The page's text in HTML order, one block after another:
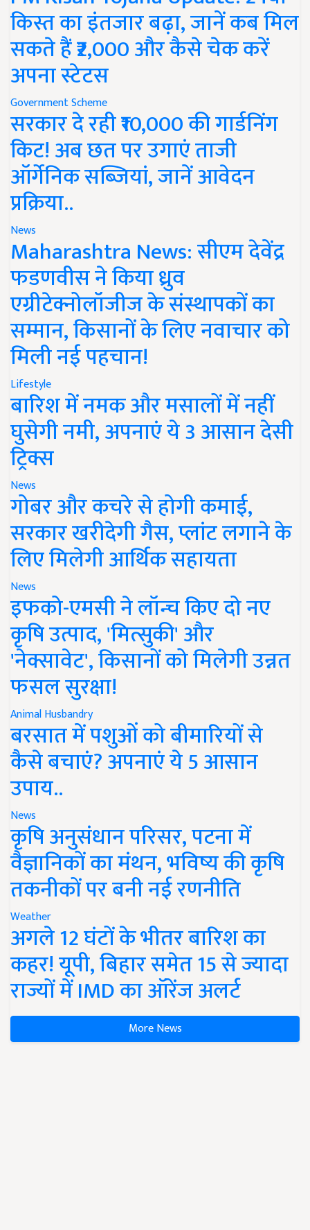
किस्त का इंतजार बढ़ा, जानें कब मिल
सकते हैं ₹2,000 और कैसे चेक करें
अपना स्टेटस
Government Scheme
सरकार दे रही ₹10,000 की गार्डनिंग
किट! अब छत पर उगाएं ताजी
ऑर्गेनिक सब्जियां, जानें आवेदन
प्रक्रिया..
News
Maharashtra News: सीएम देवेंद्र
फडणवीस ने किया ध्रुव
एग्रीटेक्नोलॉजीज के संस्थापकों का
सम्मान, किसानों के लिए नवाचार को
मिली नई पहचान!
Lifestyle
बारिश में नमक और मसालों में नहीं
घुसेगी नमी, अपनाएं ये 3 आसान देसी
ट्रिक्स
News
गोबर और कचरे से होगी कमाई,
सरकार खरीदेगी गैस, प्लांट लगाने के
लिए मिलेगी आर्थिक सहायता
News
इफको-एमसी ने लॉन्च किए दो नए
कृषि उत्पाद, 'मित्सुकी' और
'नेक्सावेट', किसानों को मिलेगी उन्नत
फसल सुरक्षा!
Animal Husbandry
बरसात में पशुओं को बीमारियों से
कैसे बचाएं? अपनाएं ये 5 आसान
उपाय..
News
कृषि अनुसंधान परिसर, पटना में
वैज्ञानिकों का मंथन, भविष्य की कृषि
तकनीकों पर बनी नई रणनीति
Weather
अगले 12 घंटों के भीतर बारिश का
कहर! यूपी, बिहार समेत 15 से ज्यादा
राज्यों में IMD का ऑरेंज अलर्ट
More News